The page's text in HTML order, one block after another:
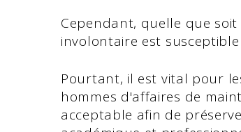
Cependant, quelle que
involontaire est
Pourtant, il est vital pour
hommes d'affaires de
acceptable afin de